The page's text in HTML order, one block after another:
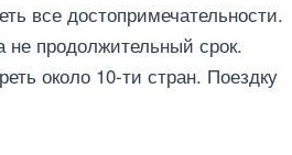
все достопримечательности.
продолжительный срок.
около 10-ти стран. Поездку